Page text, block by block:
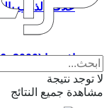
علاقة الذهب
إفريقيا (2000–2026)
لا توجد نتيجة
مشاهدة جميع النتائج